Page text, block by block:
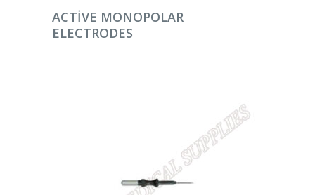
DEVAMINI OKU
ACTIVE MONOPOLAR
ELECTRODES